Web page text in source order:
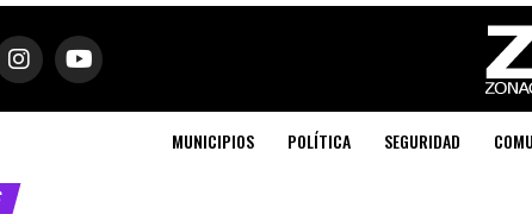
MUNICIPIOS POLÍTICA SEGURIDAD